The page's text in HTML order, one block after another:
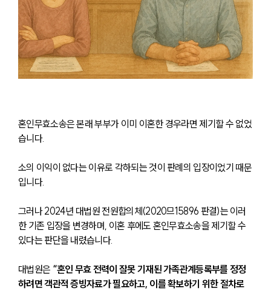
혼인무효소송은 본래 부부가 이미 이혼한 경우라면 제기할 수 없었
습니다.
소의 이익이 없다는 이유로 각하되는 것이 판례의 입장이었기 때문
입니다.
그러나 2024년 대법원 전원합의체(2020므15896 판결)는 이러
한 기존 입장을 변경하며, 이혼 후에도 혼인무효소송을 제기할 수
있다는 판단을 내렸습니다.
대법원은 “혼인 무효 전력이 잘못 기재된 가족관계등록부를 정정
하려면 객관적 증빙자료가 필요하고, 이를 확보하기 위한 절차로